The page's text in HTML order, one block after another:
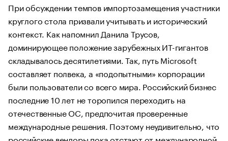
При обсуждении темпов импортозамещения участники
круглого стола призвали учитывать и исторический
контекст. Как напомнил Данила Трусов,
доминирующее положение зарубежных ИТ-гигантов
складывалось десятилетиями. Так, путь Microsoft
составляет полвека, а «подопытными» корпорации
были пользователи со всего мира. Российский бизнес
последние 10 лет не торопился переходить на
отечественные ОС, предпочитая проверенные
международные решения. Поэтому неудивительно, что